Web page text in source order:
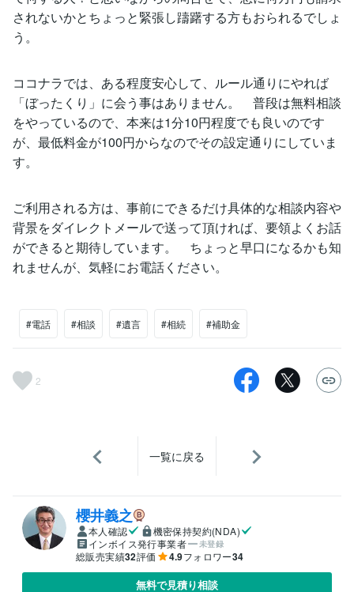
されないかとちょっと緊張し躊躇する方もおられるでしょ
う。
ココナラでは、ある程度安心して、ルール通りにやれば
「ぼったくり」に会う事はありません。 普段は無料相談
をやっているので、本来は1分10円程度でも良いのです
が、最低料金が100円からなのでその設定通りにしていま
す。
ご利用される方は、事前にできるだけ具体的な相談内容や
背景をダイレクトメールで送って頂ければ、要領よくお話
ができると期待しています。 ちょっと早口になるかも知
れませんが、気軽にお電話ください。
#電話 #相談 #遺言 #相続 #補助金
2
一覧に戻る
櫻井義之
本人確認
機密保持契約(NDA)
インボイス発行事業者
未登録
総販売実績32評価 4.9フォロワー34
無料で見積り相談